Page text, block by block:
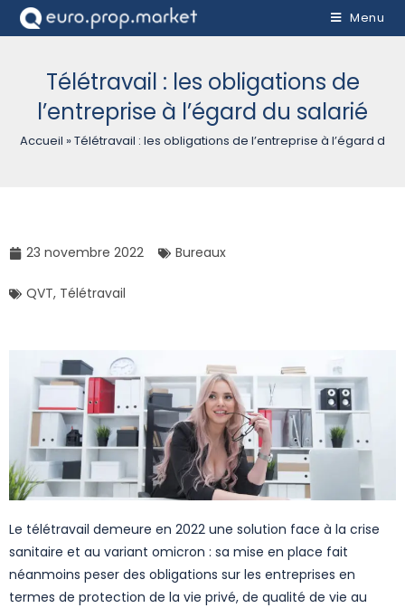
Menu
Télétravail : les obligations de
l’entreprise à l’égard du salarié
Accueil »Télétravail : les obligations de l’entreprise à l’égard du
23 novembre 2022 Bureaux
QVT, Télétravail
Le télétravail demeure en 2022 une solution face à la crise
sanitaire et au variant omicron : sa mise en place fait
néanmoins peser des obligations sur les entreprises en
termes de protection de la vie privé, de qualité de vie au